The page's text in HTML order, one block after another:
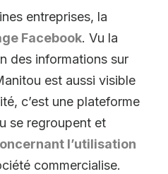
entreprises, la
Facebook. Vu la
des informations sur
est aussi visible
c’est une plateforme
se regroupent et
l’utilisation
commercialise.